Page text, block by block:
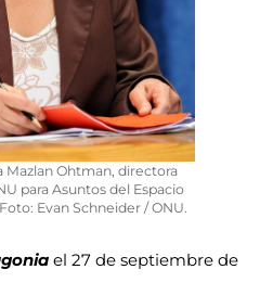
Mazlan Ohtman, directora
para Asuntos del Espacio
Evan Schneider / ONU.
el 27 de septiembre de